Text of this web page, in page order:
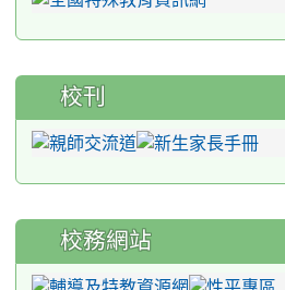
校刊
校務網站